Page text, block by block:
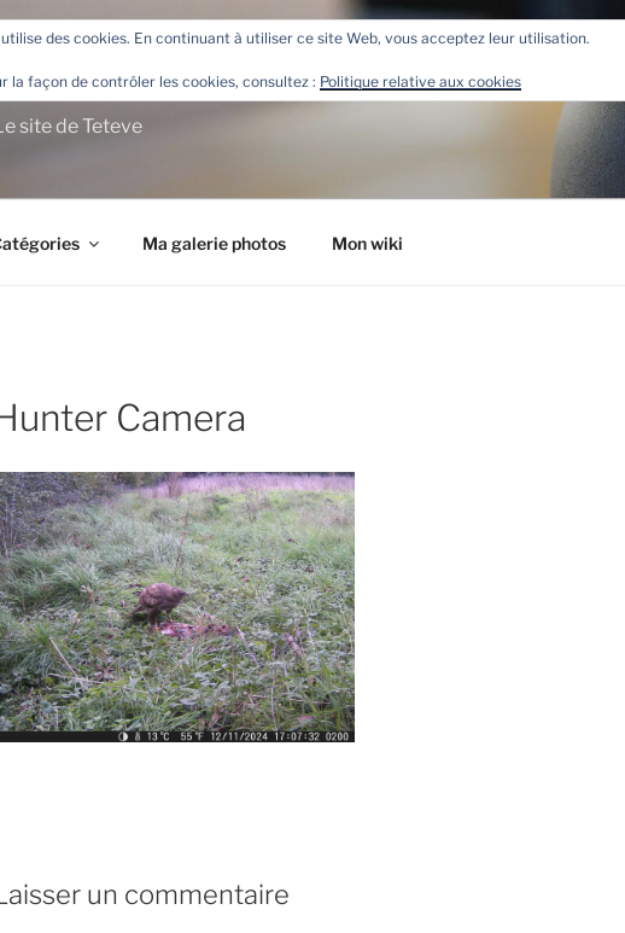
site de Teteve
Ma galerie photos Mon wiki
Camera
un commentaire
des cookies. En continuant à utiliser ce site Web, vous acceptez leur utilisation.
la façon de contrôler les cookies, consultez : Politique relative aux cookies